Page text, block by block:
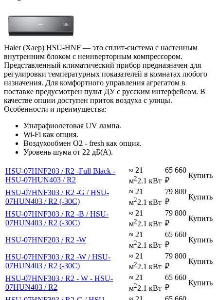
Haier (Хаер) HSU-HNF — это сплит-система с настенным
внутренним блоком с неинверторным компрессором.
Представленный климатический прибор предназначен для
регулировки температурных показателей в комнатах любого
назначения. Для комфортного управления агрегатом в
поставке предусмотрен пульт ДУ с русским интерфейсом. В
качестве опции доступен приток воздуха с улицы.
Особенности и преимущества:
Ультрафиолетовая UV лампа.
Wi-Fi как опция.
Воздухообмен О2 - fresh как опция.
Уровень шума от 22 дБ(А).
HSU-07HNF203 / R2 -Full Black -
HSU-07HUN403 / R2
≈ 21
м22.1 кВт
65 660
₽
Купить
HSU-07HNF303 / R2 -G / HSU-
07HUN403 / R2 (-30С)
≈ 21
м22.1 кВт
79 800
₽
Купить
HSU-07HNF303 / R2 -B / HSU-
07HUN403 / R2 (-30С)
≈ 21
м22.1 кВт
79 800
₽
Купить
HSU-07HNF203 / R2 -W
≈ 21
м22.1 кВт
65 660
₽
Купить
HSU-07HNF303 / R2 -W / HSU-
07HUN403 / R2 (-30С)
≈ 21
м22.1 кВт
79 800
₽
Купить
HSU-07HNF303 / R2 - W - HSU-
07HUN403 / R2
≈ 21
м22.1 кВт
65 660
₽
Купить